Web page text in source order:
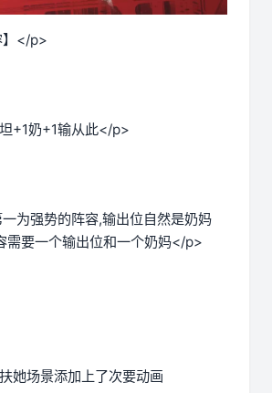
】</p>
+1奶+1输从此</p>
为强势的阵容,输出位自然是奶妈
需要一个输出位和一个奶妈</p>
她场景添加上了次要动画